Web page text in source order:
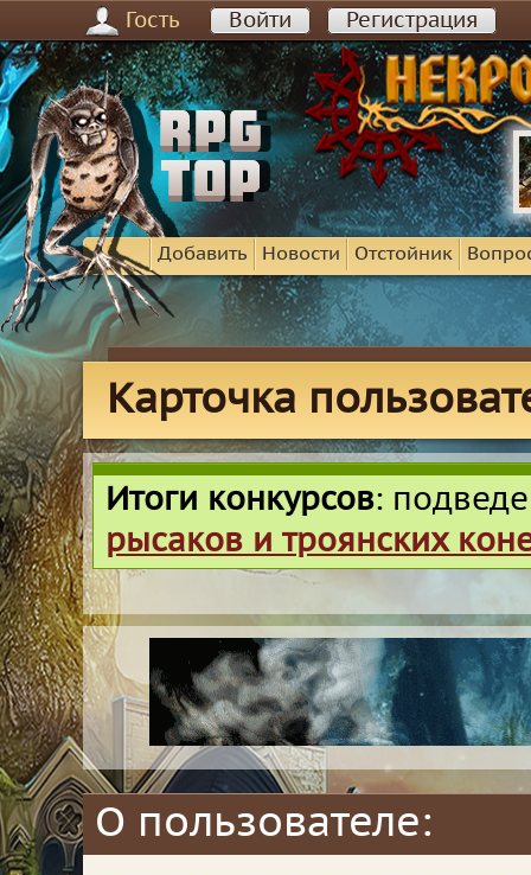
Гость Войти Регистрация
Добавить Новости Отстойник
Карточка
Итоги конкурсов:
рысаков и троянских
О пользователе: